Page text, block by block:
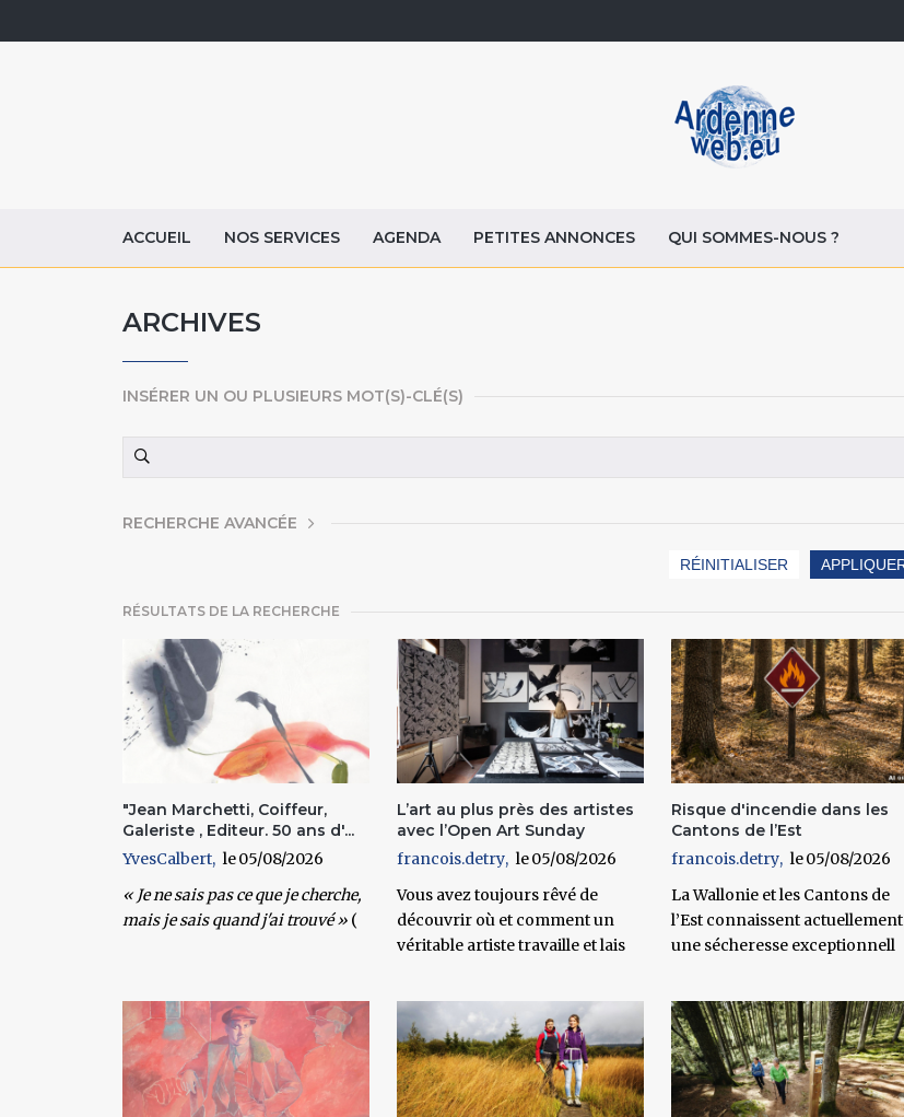
ACCUEIL NOS SERVICES AGENDA PETITES ANNONCES QUI SOMMES-NOUS ?
ARCHIVES
INSÉRER UN OU PLUSIEURS MOT(S)-CLÉ(S)
AFFICHER
RECHERCHE AVANCÉE
RÉSULTATS DE LA RECHERCHE
"Jean Marchetti, Coiffeur,
Galeriste , Editeur. 50 ans d'...
YvesCalbert
05/08/2026
« Je ne sais pas ce que je cherche,
mais je sais quand j'ai trouvé » (
L’art au plus près des artistes
avec l’Open Art Sunday
francois.detry
05/08/2026
Vous avez toujours rêvé de
découvrir où et comment un
véritable artiste travaille et lais
Risque d'incendie dans les
Cantons de l’Est
francois.detry
05/08/2026
La Wallonie et les Cantons de
l’Est connaissent actuellement
une sécheresse exceptionnell
Pages